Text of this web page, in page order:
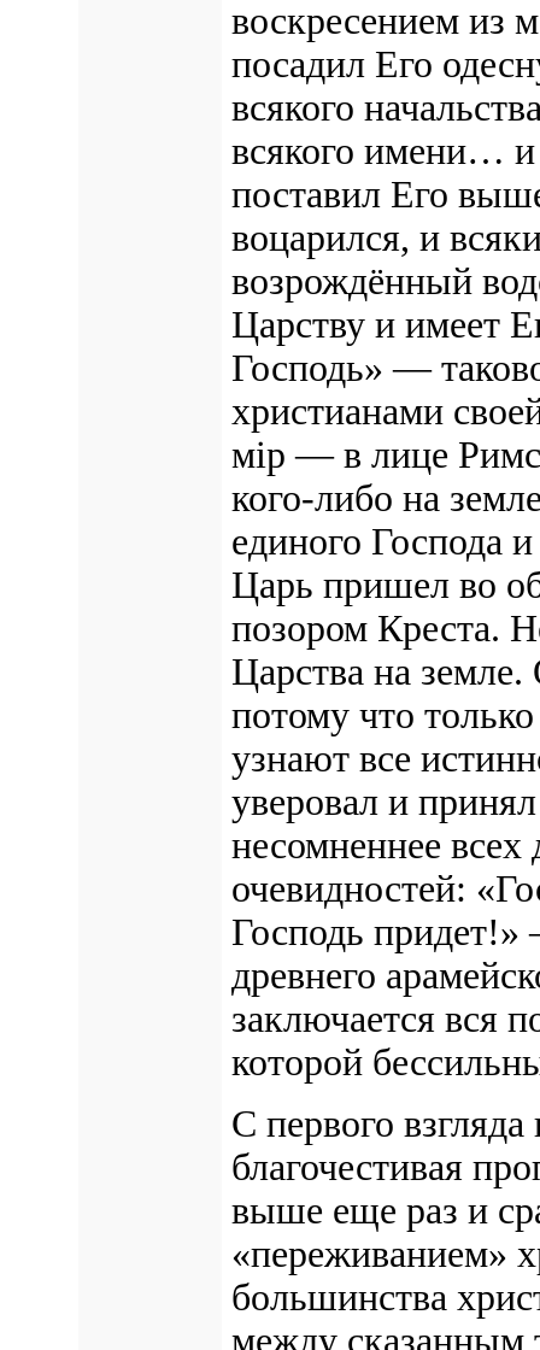
воскресением из
посадил Его
всякого
всякого имени… и
поставил Его
воцарился, и
возрождённый
Царству и имеет
Господь» —
христианами
мiр — в лице
кого-либо на
единого Господа
Царь пришел во
позором Креста.
Царства на
потому что
узнают все
уверовал и
несомненнее всех
очевидностей:
Господь
древнего
заключается вся
которой
С первого взгляда
благочестивая
выше еще раз и
«переживанием»
большинства
между сказанным